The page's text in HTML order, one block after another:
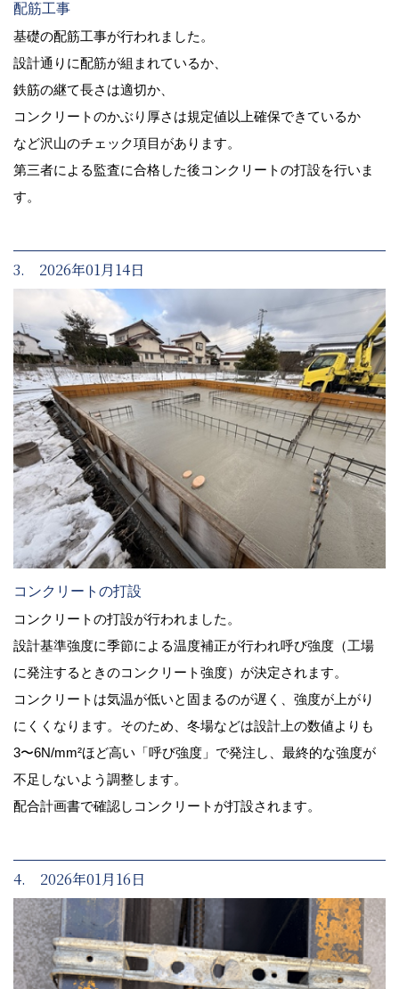
配筋工事
基礎の配筋工事が行われました。
設計通りに配筋が組まれているか、
鉄筋の継て長さは適切か、
コンクリートのかぶり厚さは規定値以上確保できているか
など沢山のチェック項目があります。
第三者による監査に合格した後コンクリートの打設を行いま
す。
3. 2026年01月14日
コンクリートの打設
コンクリートの打設が行われました。
設計基準強度に季節による温度補正が行われ呼び強度（工場
に発注するときのコンクリート強度）が決定されます。
コンクリートは気温が低いと固まるのが遅く、強度が上がり
にくくなります。そのため、冬場などは設計上の数値よりも
3〜6N/mm²ほど高い「呼び強度」で発注し、最終的な強度が
不足しないよう調整します。
配合計画書で確認しコンクリートが打設されます。
4. 2026年01月16日